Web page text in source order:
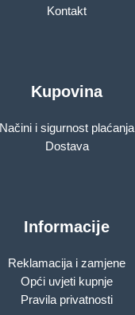
Kontakt
Kupovina
Načini i sigurnost plaćanja
Dostava
Informacije
Reklamacija i zamjene
Opći uvjeti kupnje
Pravila privatnosti